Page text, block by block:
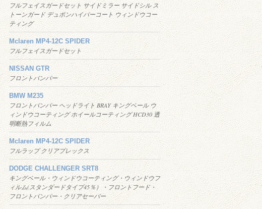
フルフェイスガードセット サイドミラー サイドシル ス
トーンガード デュポンハイパーコート ウィンドウコー
ティング
Mclaren MP4-12C SPIDER
フルフェイスガードセット
NISSAN GTR
フロントバンパー
BMW M235
フロントバンパー ヘッドライト BRAY キングベール ウ
ィンドウコーティング ホイールコーティング HCD30 透
明断熱フィルム
Mclaren MP4-12C SPIDER
フルラップ クリアプレックス
DODGE CHALLENGER SRT8
キングベール・ウィンドウコーティング・ウィンドウフ
ィルム(スタンダードタイプ45％）・フロントフード・
フロントバンパー・クリアセーバー